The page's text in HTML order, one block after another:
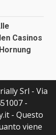
Casinos
Srl - Via
-
- Questo
viene